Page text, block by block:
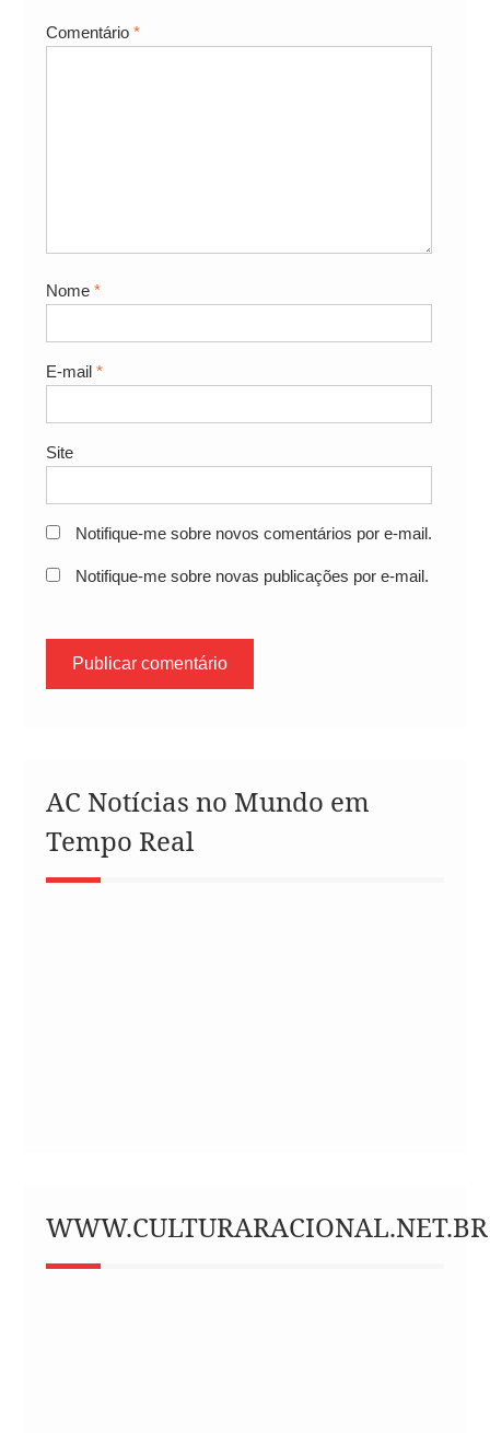
Comentário *
Nome *
E-mail *
Site
Notifique-me sobre novos comentários por e-mail.
Notifique-me sobre novas publicações por e-mail.
AC Notícias no Mundo em
Tempo Real
WWW.CULTURARACIONAL.NET.BR